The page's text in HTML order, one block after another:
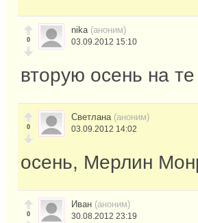
0
nika (аноним)
03.09.2012 15:10
вторую осень на
0
Светлана (аноним)
03.09.2012 14:02
осень, Мерлин
0
Иван (аноним)
30.08.2012 23:19